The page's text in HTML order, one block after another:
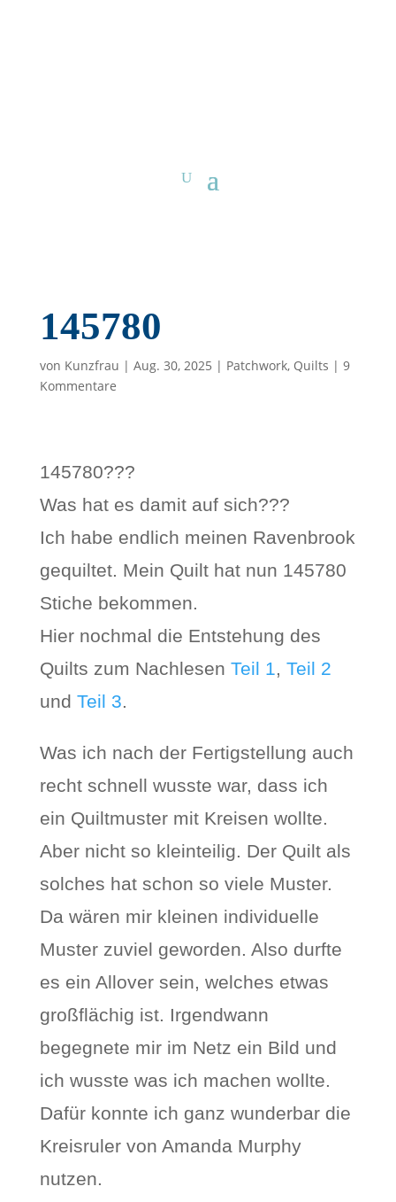
145780
von Kunzfrau | Aug. 30, 2025 | Patchwork, Quilts | 9
Kommentare
145780???
Was hat es damit auf sich???
Ich habe endlich meinen Ravenbrook
gequiltet. Mein Quilt hat nun 145780
Stiche bekommen.
Hier nochmal die Entstehung des
Quilts zum Nachlesen Teil 1, Teil 2
und Teil 3.
Was ich nach der Fertigstellung auch
recht schnell wusste war, dass ich
ein Quiltmuster mit Kreisen wollte.
Aber nicht so kleinteilig. Der Quilt als
solches hat schon so viele Muster.
Da wären mir kleinen individuelle
Muster zuviel geworden. Also durfte
es ein Allover sein, welches etwas
großflächig ist. Irgendwann
begegnete mir im Netz ein Bild und
ich wusste was ich machen wollte.
Dafür konnte ich ganz wunderbar die
Kreisruler von Amanda Murphy
nutzen.